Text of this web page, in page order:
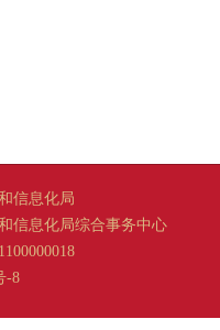
信息化局
信息化局综合事务中心
-8